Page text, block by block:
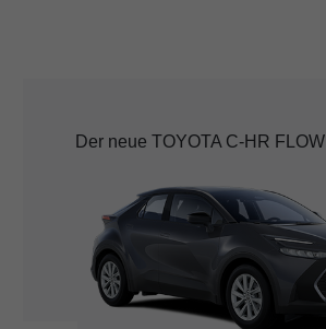
Der neue TOYOTA C-HR FLOW